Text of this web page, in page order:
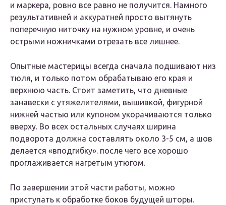
и маркера, ровно все равно не получится. Намного
результативней и аккуратней просто вытянуть
поперечную ниточку на нужном уровне, и очень
острыми ножничками отрезать все лишнее.
Опытные мастерицы всегда сначала подшивают низ
тюля, и только потом обрабатываю его края и
верхнюю часть. Стоит заметить, что дневные
занавески с утяжелителями, вышивкой, фигурной
нижней частью или купоном укорачиваются только
вверху. Во всех остальных случаях ширина
подворота должна составлять около 3-5 см, а шов
делается «вподгибку». после чего все хорошо
проглаживается нагретым утюгом.
По завершении этой части работы, можно
приступать к обработке боков будущей шторы.